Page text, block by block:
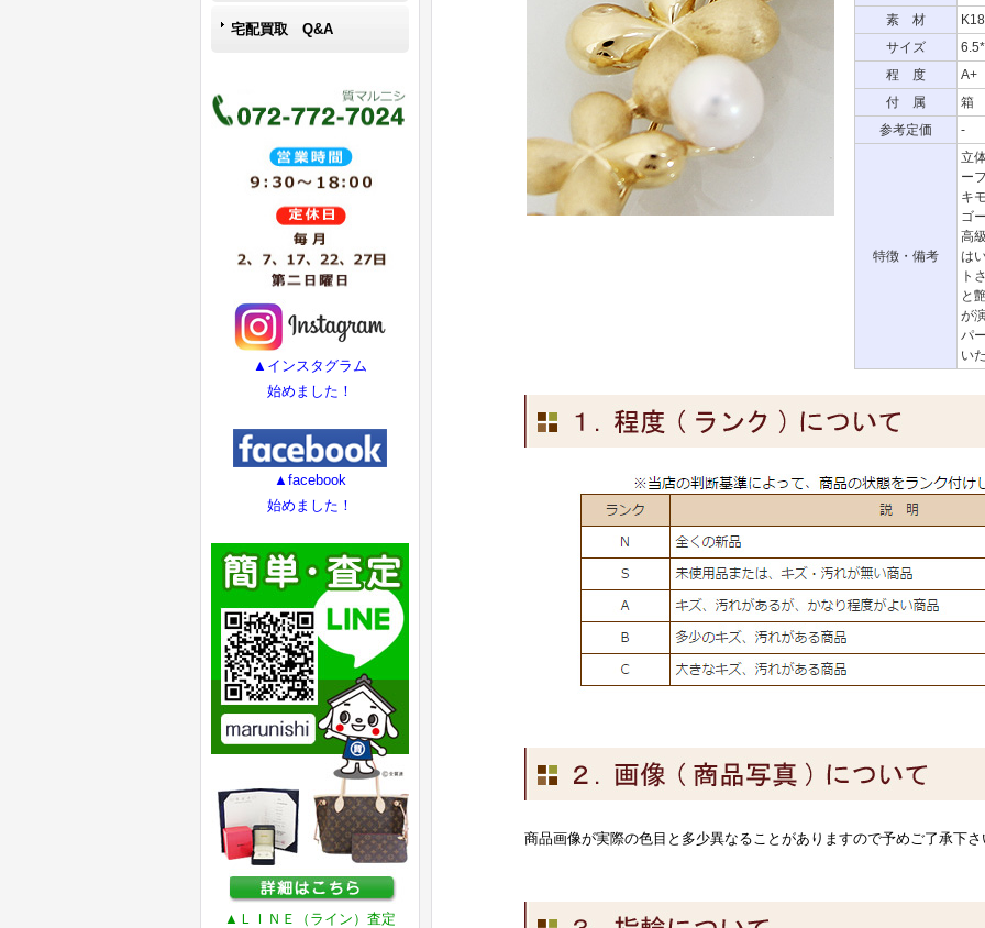
宅配買取 Q&A
▲インスタグラム
始めました！
▲facebook
始めました！
▲ＬＩＮＥ（ライン）査定
素 材
K18
サイズ
程 度
A+
付 属
箱
参考定価
-
特徴・備考
立
ー
キ
ゴ
高
は
ト
と
が
パ
い
商品画像が実際の色目と多少異なることがありますので予めご了承下さ